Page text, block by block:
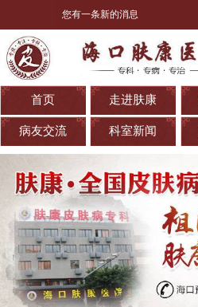
您有一条新的消息
首页 走进肤康
病友交流 科室新闻